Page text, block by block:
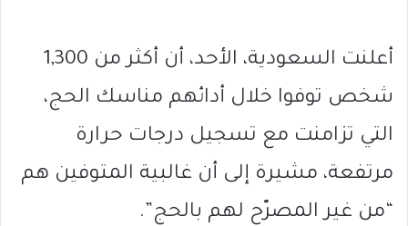
أعلنت السعودية، الأحد، أن أكثر من 1,300
شخص توفوا خلال أدائهم مناسك الحج،
التي تزامنت مع تسجيل درجات حرارة
مرتفعة، مشيرة إلى أن غالبية المتوفين هم
“من غير المصرّح لهم بالحج”.